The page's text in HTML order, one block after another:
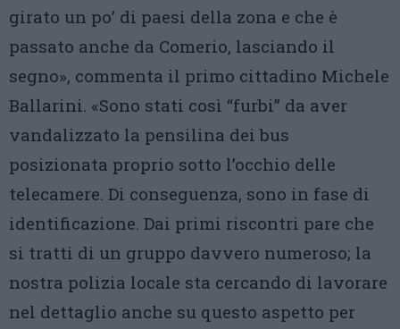
girato un po’ di paesi della zona e che è
passato anche da Comerio, lasciando il
segno», commenta il primo cittadino Michele
Ballarini. «Sono stati così “furbi” da aver
vandalizzato la pensilina dei bus
posizionata proprio sotto l’occhio delle
telecamere. Di conseguenza, sono in fase di
identificazione. Dai primi riscontri pare che
si tratti di un gruppo davvero numeroso; la
nostra polizia locale sta cercando di lavorare
nel dettaglio anche su questo aspetto per